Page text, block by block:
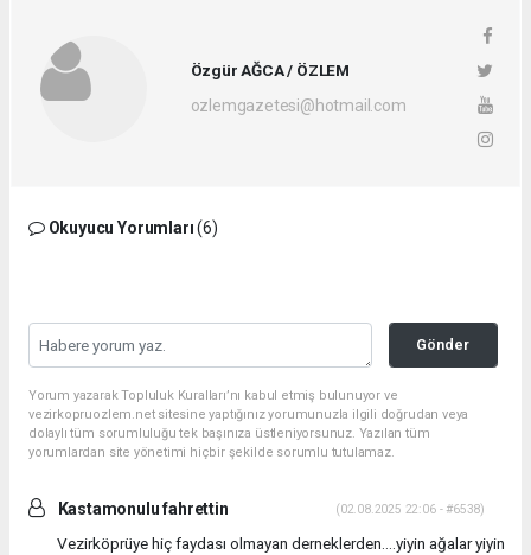
Özgür AĞCA / ÖZLEM
ozlemgazetesi@hotmail.com
Okuyucu Yorumları(6)
Gönder
Yorum yazarak Topluluk Kuralları’nı kabul etmiş bulunuyor ve
vezirkopruozlem.net sitesine yaptığınız yorumunuzla ilgili doğrudan veya
dolaylı tüm sorumluluğu tek başınıza üstleniyorsunuz. Yazılan tüm
yorumlardan site yönetimi hiçbir şekilde sorumlu tutulamaz.
Kastamonulu fahrettin (02.08.2025 22:06 - #6538)
Vezirköprüye hiç faydası olmayan derneklerden....yiyin ağalar yiyin